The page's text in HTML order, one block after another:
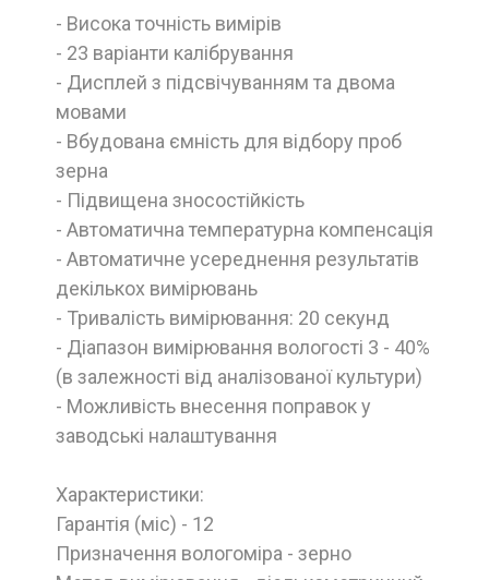
- Висока точність вимірів
- 23 варіанти калібрування
- Дисплей з підсвічуванням та двома
мовами
- Вбудована ємність для відбору проб
зерна
- Підвищена зносостійкість
- Автоматична температурна компенсація
- Автоматичне усереднення результатів
декількох вимірювань
- Тривалість вимірювання: 20 секунд
- Діапазон вимірювання вологості 3 - 40%
(в залежності від аналізованої культури)
- Можливість внесення поправок у
заводські налаштування
Характеристики:
Гарантія (міс) - 12
Призначення вологоміра - зерно